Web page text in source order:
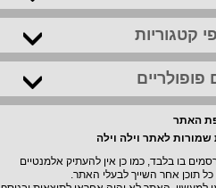
קטגוריות
פופולריים
האתר
בו בלבד, כמו כן אין להעתיק אלמנטיים
כל תוכן אחר השייך לבעלי האתר.